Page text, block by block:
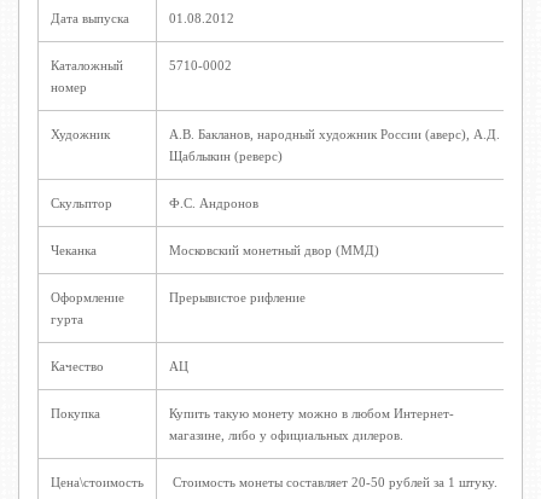
Дата выпуска 01.08.2012
Каталожный
номер
5710-0002
Художник
A.В. Бакланов, народный художник России (аверс), A.Д.
Щаблыкин (реверс)
Скульптор Ф.С. Андронов
Чеканка Московский монетный двор (ММД)
Оформление
гурта
Прерывистое рифление
Качество АЦ
Покупка
Купить такую монету можно в любом Интернет-
магазине, либо у официальных дилеров.
Цена\стоимость Стоимость монеты составляет 20-50 рублей за 1 штуку.